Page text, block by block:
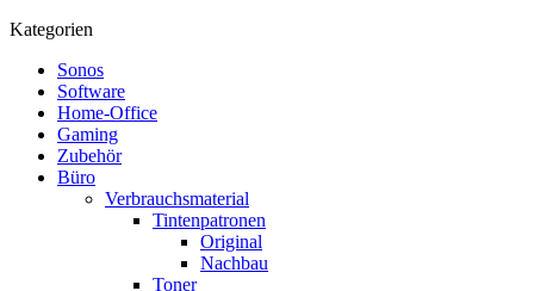
Kategorien
Sonos
Software
Home-Office
Gaming
Zubehör
Büro
Verbrauchsmaterial
Tintenpatronen
Original
Nachbau
Toner